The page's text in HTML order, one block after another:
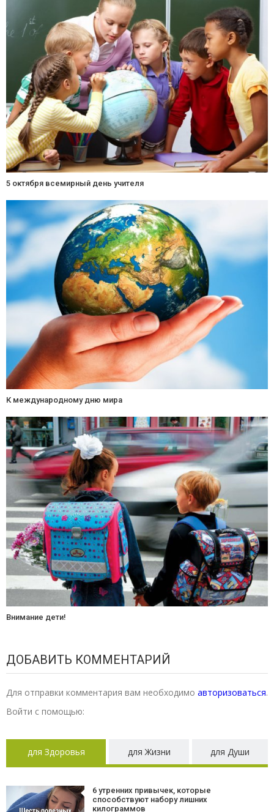
5 октября всемирный день учителя
К международному дню мира
Внимание дети!
ДОБАВИТЬ КОММЕНТАРИЙ
Для отправки комментария вам необходимо авторизоваться.
Войти с помощью:
для Здоровья для Жизни для Души
6 утренних привычек, которые
способствуют набору лишних
килограммов